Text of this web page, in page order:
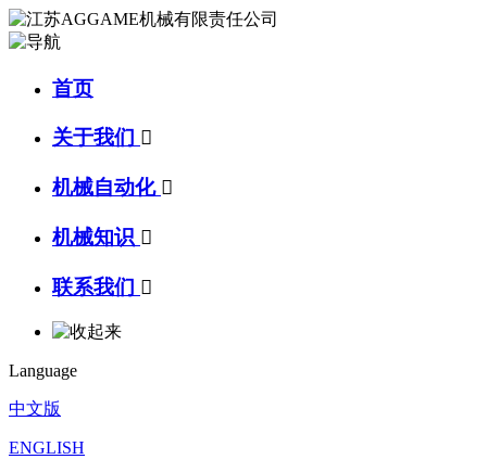
首页
关于我们 
机械自动化 
机械知识 
联系我们 
Language
中文版
ENGLISH